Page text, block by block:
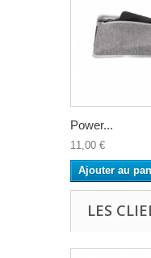
Power...
11,00 €
Ajouter au
LES